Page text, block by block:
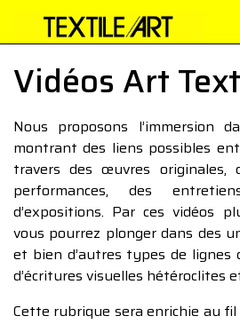
Vidéos Art
Nous proposons l’immersion
montrant des liens possibles
travers des œuvres originales,
performances, des
d’expositions. Par ces vidéos
vous pourrez plonger dans des
et bien d’autres types de
d’écritures visuelles hétéroclites
Cette rubrique sera enrichie au fil